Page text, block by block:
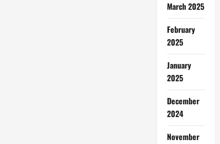
March 2025
February
2025
January
2025
December
2024
November